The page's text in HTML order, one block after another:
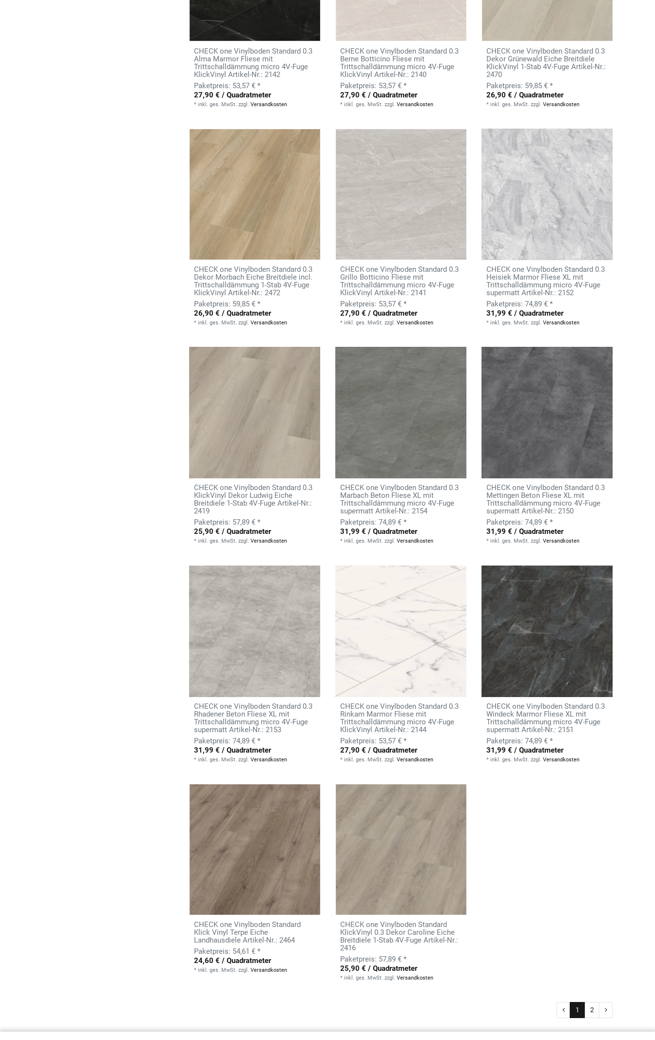
CHECK one Vinylboden Standard 0.3
Alma Marmor Fliese mit
Trittschalldämmung micro 4V-Fuge
KlickVinyl Artikel-Nr.: 2142
53,57 € *
27,90 € / Quadratmeter
* inkl. ges. MwSt. zzgl.Versandkosten
CHECK one Vinylboden Standard 0.3
Berne Botticino Fliese mit
Trittschalldämmung micro 4V-Fuge
KlickVinyl Artikel-Nr.: 2140
53,57 € *
27,90 € / Quadratmeter
* inkl. ges. MwSt. zzgl.Versandkosten
CHECK one Vinylboden Standard 0.3
Dekor Grünewald Eiche Breitdiele
KlickVinyl 1-Stab 4V-Fuge Artikel-Nr.:
2470
59,85 € *
26,90 € / Quadratmeter
* inkl. ges. MwSt. zzgl.Versandkosten
CHECK one Vinylboden Standard 0.3
Dekor Morbach Eiche Breitdiele incl.
Trittschalldämmung 1-Stab 4V-Fuge
KlickVinyl Artikel-Nr.: 2472
59,85 € *
26,90 € / Quadratmeter
* inkl. ges. MwSt. zzgl.Versandkosten
CHECK one Vinylboden Standard 0.3
Grillo Botticino Fliese mit
Trittschalldämmung micro 4V-Fuge
KlickVinyl Artikel-Nr.: 2141
53,57 € *
27,90 € / Quadratmeter
* inkl. ges. MwSt. zzgl.Versandkosten
CHECK one Vinylboden Standard 0.3
Heisiek Marmor Fliese XL mit
Trittschalldämmung micro 4V-Fuge
supermatt Artikel-Nr.: 2152
74,89 € *
31,99 € / Quadratmeter
* inkl. ges. MwSt. zzgl.Versandkosten
CHECK one Vinylboden Standard 0.3
KlickVinyl Dekor Ludwig Eiche
Breitdiele 1-Stab 4V-Fuge Artikel-Nr.:
2419
57,89 € *
25,90 € / Quadratmeter
* inkl. ges. MwSt. zzgl.Versandkosten
CHECK one Vinylboden Standard 0.3
Marbach Beton Fliese XL mit
Trittschalldämmung micro 4V-Fuge
supermatt Artikel-Nr.: 2154
74,89 € *
31,99 € / Quadratmeter
* inkl. ges. MwSt. zzgl.Versandkosten
CHECK one Vinylboden Standard 0.3
Mettingen Beton Fliese XL mit
Trittschalldämmung micro 4V-Fuge
supermatt Artikel-Nr.: 2150
74,89 € *
31,99 € / Quadratmeter
* inkl. ges. MwSt. zzgl.Versandkosten
CHECK one Vinylboden Standard 0.3
Rhadener Beton Fliese XL mit
Trittschalldämmung micro 4V-Fuge
supermatt Artikel-Nr.: 2153
74,89 € *
31,99 € / Quadratmeter
* inkl. ges. MwSt. zzgl.Versandkosten
CHECK one Vinylboden Standard 0.3
Rinkam Marmor Fliese mit
Trittschalldämmung micro 4V-Fuge
KlickVinyl Artikel-Nr.: 2144
53,57 € *
27,90 € / Quadratmeter
* inkl. ges. MwSt. zzgl.Versandkosten
CHECK one Vinylboden Standard 0.3
Windeck Marmor Fliese XL mit
Trittschalldämmung micro 4V-Fuge
supermatt Artikel-Nr.: 2151
74,89 € *
31,99 € / Quadratmeter
* inkl. ges. MwSt. zzgl.Versandkosten
CHECK one Vinylboden Standard
Klick Vinyl Terpe Eiche
Landhausdiele Artikel-Nr.: 2464
54,61 € *
24,60 € / Quadratmeter
* inkl. ges. MwSt. zzgl.Versandkosten
CHECK one Vinylboden Standard
KlickVinyl 0.3 Dekor Caroline Eiche
Breitdiele 1-Stab 4V-Fuge Artikel-Nr.:
2416
57,89 € *
25,90 € / Quadratmeter
* inkl. ges. MwSt. zzgl.Versandkosten
1 2